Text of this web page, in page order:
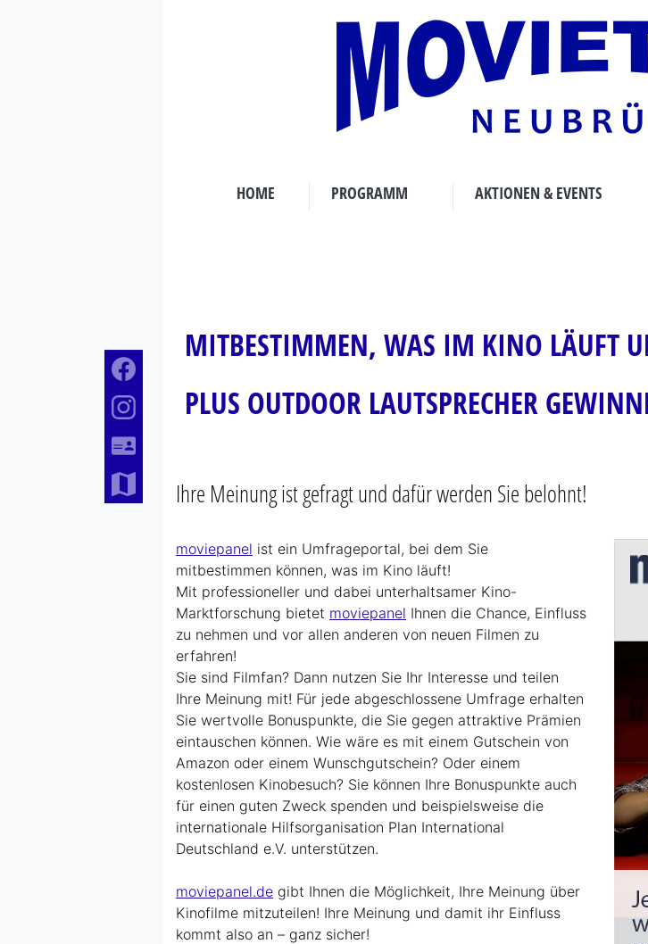
HOME PROGRAMM AKTIONEN & EVENTS
Facebook
Kontakt
Anfahrt
MITBESTIMMEN, WAS IM KINO LÄUFT
PLUS OUTDOOR LAUTSPRECHER
Ihre Meinung ist gefragt und dafür werden Sie belohnt!
moviepanel ist ein Umfrageportal, bei dem Sie
mitbestimmen können, was im Kino läuft!
Mit professioneller und dabei unterhaltsamer Kino-
Marktforschung bietet moviepanel Ihnen die Chance, Einfluss
zu nehmen und vor allen anderen von neuen Filmen zu
erfahren!
Sie sind Filmfan? Dann nutzen Sie Ihr Interesse und teilen
Ihre Meinung mit! Für jede abgeschlossene Umfrage erhalten
Sie wertvolle Bonuspunkte, die Sie gegen attraktive Prämien
eintauschen können. Wie wäre es mit einem Gutschein von
Amazon oder einem Wunschgutschein? Oder einem
kostenlosen Kinobesuch? Sie können Ihre Bonuspunkte auch
für einen guten Zweck spenden und beispielsweise die
internationale Hilfsorganisation Plan International
Deutschland e.V. unterstützen.
moviepanel.de gibt Ihnen die Möglichkeit, Ihre Meinung über
Kinofilme mitzuteilen! Ihre Meinung und damit ihr Einfluss
kommt also an – ganz sicher!